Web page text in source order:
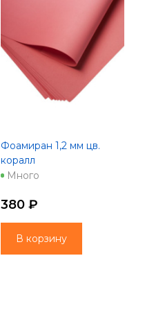
Фоамиран 1,2 мм цв.
коралл
Много
380 ₽
В корзину